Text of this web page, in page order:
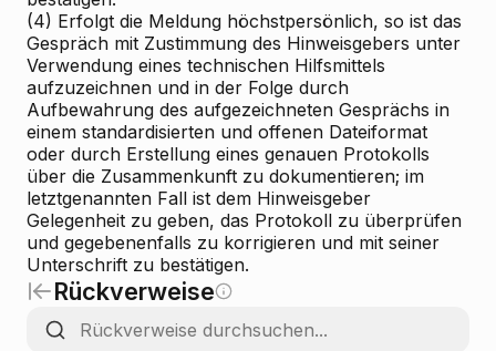
(4) Erfolgt die Meldung höchstpersönlich, so ist das
Gespräch mit Zustimmung des Hinweisgebers unter
Verwendung eines technischen Hilfsmittels
aufzuzeichnen und in der Folge durch
Aufbewahrung des aufgezeichneten Gesprächs in
einem standardisierten und offenen Dateiformat
oder durch Erstellung eines genauen Protokolls
über die Zusammenkunft zu dokumentieren; im
letztgenannten Fall ist dem Hinweisgeber
Gelegenheit zu geben, das Protokoll zu überprüfen
und gegebenenfalls zu korrigieren und mit seiner
Unterschrift zu bestätigen.
Rückverweise